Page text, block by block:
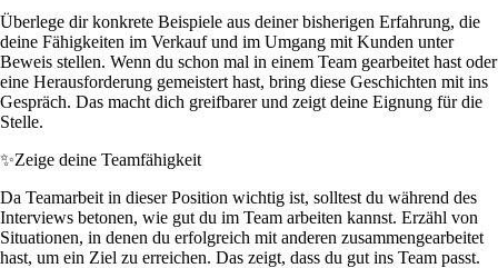
Überlege dir konkrete Beispiele aus deiner bisherigen Erfahrung, die
deine Fähigkeiten im Verkauf und im Umgang mit Kunden unter
Beweis stellen. Wenn du schon mal in einem Team gearbeitet hast oder
eine Herausforderung gemeistert hast, bring diese Geschichten mit ins
Gespräch. Das macht dich greifbarer und zeigt deine Eignung für die
Stelle.
✨Zeige deine Teamfähigkeit
Da Teamarbeit in dieser Position wichtig ist, solltest du während des
Interviews betonen, wie gut du im Team arbeiten kannst. Erzähl von
Situationen, in denen du erfolgreich mit anderen zusammengearbeitet
hast, um ein Ziel zu erreichen. Das zeigt, dass du gut ins Team passt.